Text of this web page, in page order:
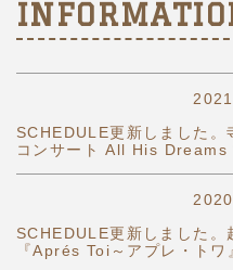
SCHEDULE更新しました
コンサート All His
SCHEDULE更新しました。
『Aprés Toi～アプレ・